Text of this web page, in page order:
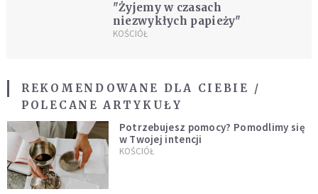
"Żyjemy w czasach
niezwykłych papieży"
KOŚCIÓŁ
REKOMENDOWANE DLA CIEBIE /
POLECANE ARTYKUŁY
Potrzebujesz pomocy? Pomodlimy się
w Twojej intencji
KOŚCIÓŁ